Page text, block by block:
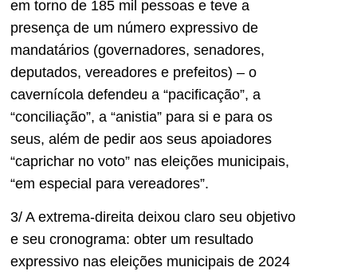
em torno de 185 mil pessoas e teve a
presença de um número expressivo de
mandatários (governadores, senadores,
deputados, vereadores e prefeitos) – o
cavernícola defendeu a “pacificação”, a
“conciliação”, a “anistia” para si e para os
seus, além de pedir aos seus apoiadores
“caprichar no voto” nas eleições municipais,
“em especial para vereadores”.
3/ A extrema-direita deixou claro seu objetivo
e seu cronograma: obter um resultado
expressivo nas eleições municipais de 2024